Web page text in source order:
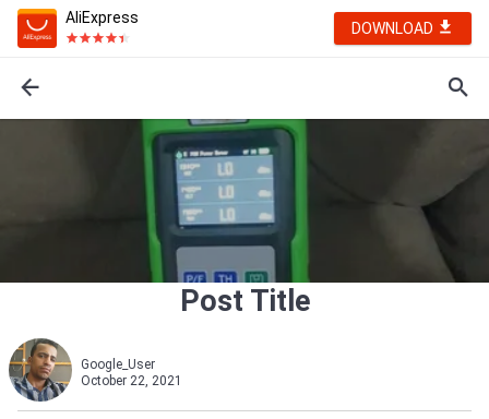
AliExpress
DOWNLOAD
Post Title
Google_User
October 22, 2021